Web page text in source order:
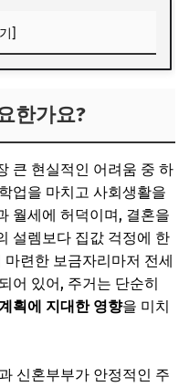
]
한가요?
파헤쳐 볼까요?
가요?
격 요건
한가요?
한가요?
큰 현실적인 어려움 중 하
업을 마치고 사회생활을
월세에 허덕이며, 결혼을
설렘보다 집값 걱정에 한
련한 보금자리마저 전세
어 있어, 주거는 단순히
획에 지대한 영향을 미치
신혼부부가 안정적인 주